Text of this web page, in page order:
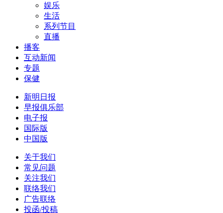
娱乐
生活
系列节目
直播
播客
互动新闻
专题
保健
新明日报
早报俱乐部
电子报
国际版
中国版
关于我们
常见问题
关注我们
联络我们
广告联络
投函/投稿